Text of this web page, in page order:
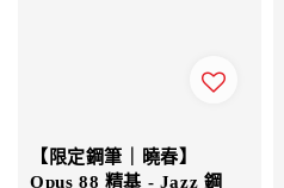
【限定鋼筆｜曉春】
Opus 88 精基 - Jazz 鋼